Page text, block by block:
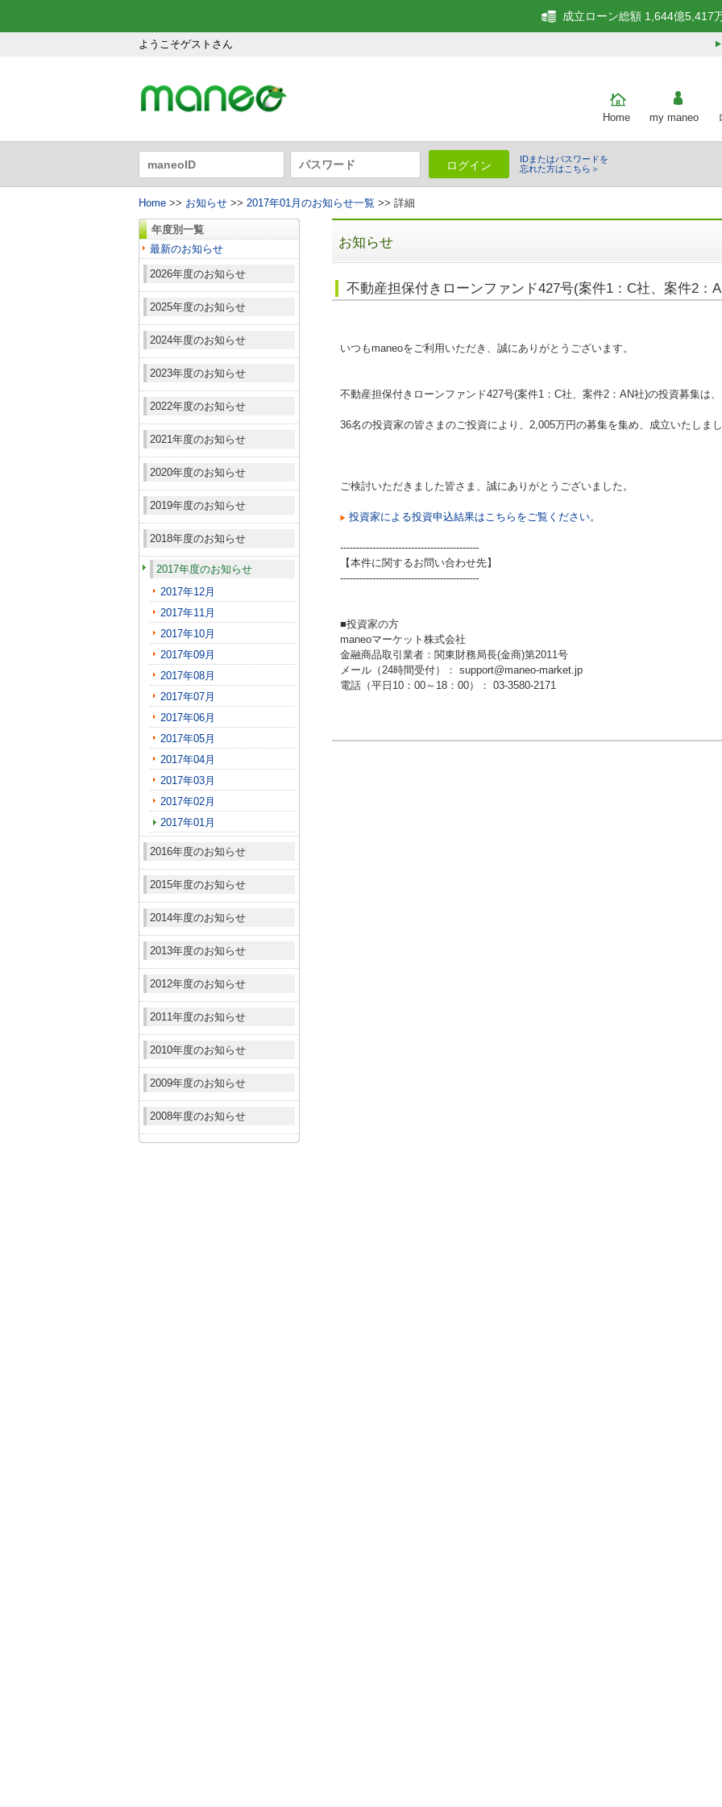
ようこそゲストさん
成立ローン総額 1,644億5,417
Home my maneo
ログイン
IDまたはパスワードを
忘れた方はこちら＞
Home >> お知らせ >> 2017年01月のお知らせ一覧 >> 詳細
年度別一覧
最新のお知らせ
2026年度のお知らせ
2025年度のお知らせ
2024年度のお知らせ
2023年度のお知らせ
2022年度のお知らせ
2021年度のお知らせ
2020年度のお知らせ
2019年度のお知らせ
2018年度のお知らせ
2017年度のお知らせ
2017年12月
2017年11月
2017年10月
2017年09月
2017年08月
2017年07月
2017年06月
2017年05月
2017年04月
2017年03月
2017年02月
2017年01月
2016年度のお知らせ
2015年度のお知らせ
2014年度のお知らせ
2013年度のお知らせ
2012年度のお知らせ
2011年度のお知らせ
2010年度のお知らせ
2009年度のお知らせ
2008年度のお知らせ
お知らせ
不動産担保付きローンファンド427号(案件1：C社、案件2：
いつもmaneoをご利用いただき、誠にありがとうございます。
不動産担保付きローンファンド427号(案件1：C社、案件2：AN社)の投資募集は、
36名の投資家の皆さまのご投資により、2,005万円の募集を集め、成立いたしま
ご検討いただきました皆さま、誠にありがとうございました。
投資家による投資申込結果はこちらをご覧ください。
-------------------------------------------
【本件に関するお問い合わせ先】
-------------------------------------------
■投資家の方
maneoマーケット株式会社
金融商品取引業者：関東財務局長(金商)第2011号
メール（24時間受付）： support@maneo-market.jp
電話（平日10：00～18：00）： 03-3580-2171